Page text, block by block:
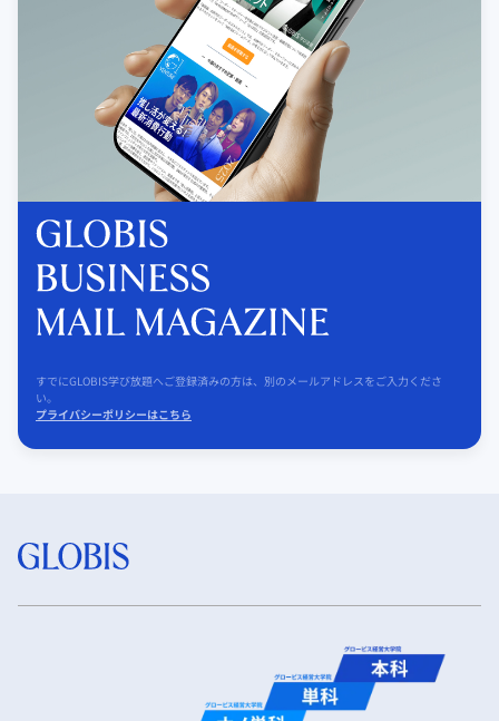
すでにGLOBIS学び放題へご登録済みの方は、別のメールアドレスをご入力くださ
い。
プライバシーポリシーはこちら